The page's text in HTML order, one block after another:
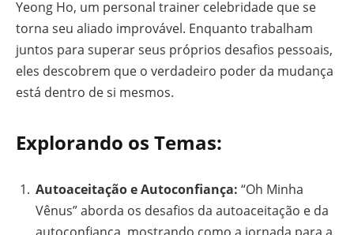
Yeong Ho, um personal trainer celebridade que se
torna seu aliado improvável. Enquanto trabalham
juntos para superar seus próprios desafios pessoais,
eles descobrem que o verdadeiro poder da mudança
está dentro de si mesmos.
Explorando os Temas:
Autoaceitação e Autoconfiança: “Oh Minha
Vênus” aborda os desafios da autoaceitação e da